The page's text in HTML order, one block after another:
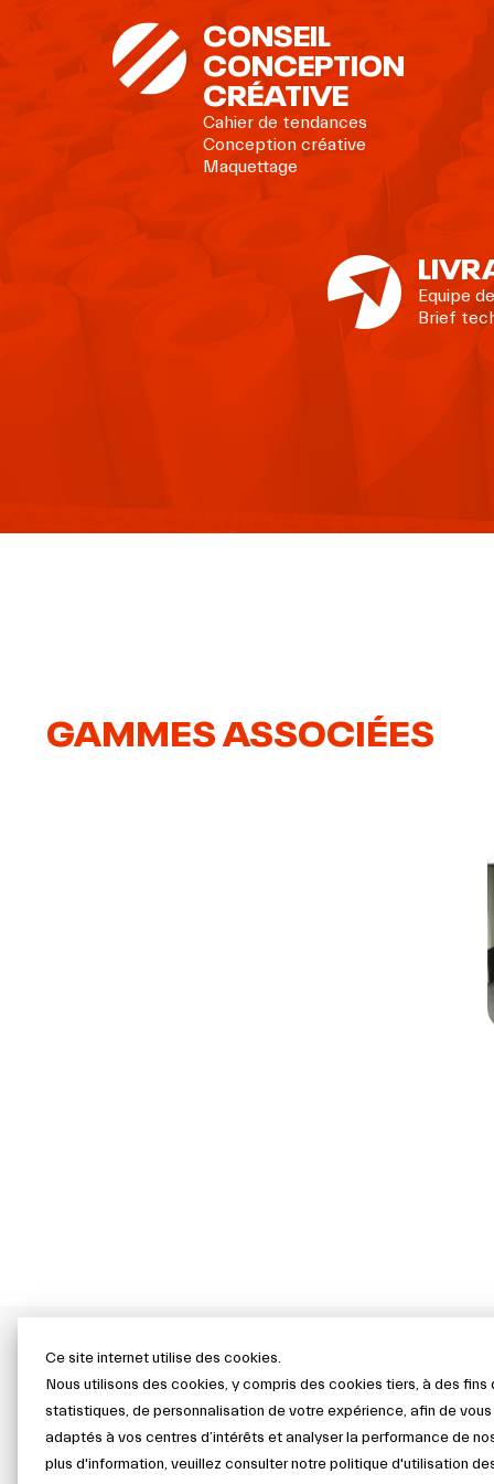
CONSEIL
CONCEPTION
CRÉATIVE
Cahier de tendances
Conception créative
Maquettage
Equipe
Brief
GAMMES ASSOCIÉES
Ce site internet utilise des cookies.
Nous utilisons des cookies, y compris des cookies tiers, à des fins
statistiques, de personnalisation de votre expérience, afin de
adaptés à vos centres d’intérêts et analyser la performance de
plus d'information, veuillez consulter notre politique d'utilisation